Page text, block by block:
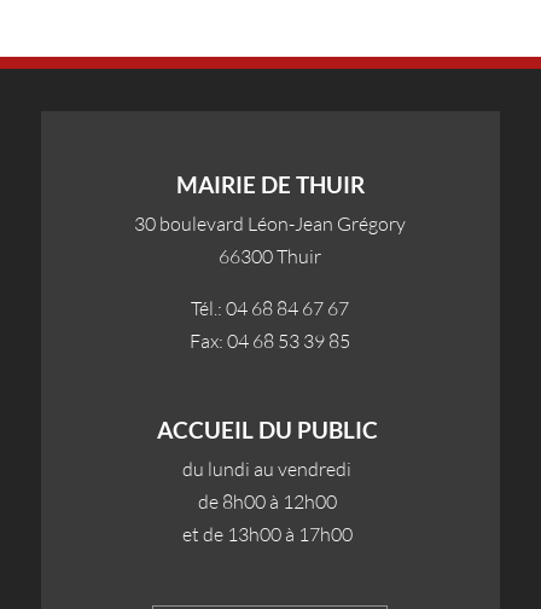
MAIRIE DE THUIR
30 boulevard Léon-Jean Grégory
66300 Thuir
Tél.: 04 68 84 67 67
Fax: 04 68 53 39 85
ACCUEIL DU PUBLIC
du lundi au vendredi
de 8h00 à 12h00
et de 13h00 à 17h00